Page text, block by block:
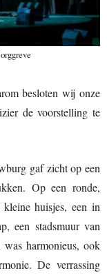
besloten wij onze
de voorstelling te
gaf zicht op een
Op een ronde,
huisjes, een in
een stadsmuur van
harmonieus, ook
De verrassing